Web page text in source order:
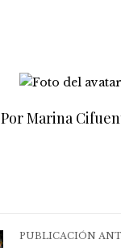
Por Marina
PUBLICACIÓN